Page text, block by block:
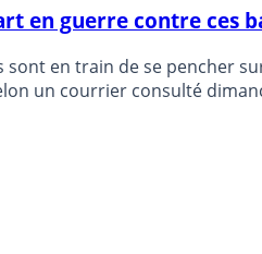
en guerre contre ces
sont en train de se
un courrier consulté